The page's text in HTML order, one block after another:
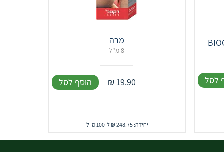
לסל
מרה
8 מ"ל
19.90
₪ הוסף לסל
יחידה: 248.75 ₪ ל-100 מ"ל